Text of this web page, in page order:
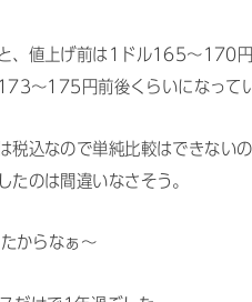
、値上げ前は1ドル165〜170円
〜175円前後くらいになって
込なので単純比較はできない
のは間違いなさそう。
からなぁ〜